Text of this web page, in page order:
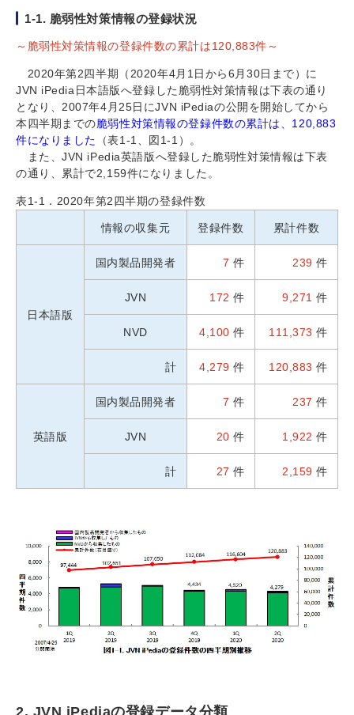
1-1. 脆弱性対策情報の登録状況
～脆弱性対策情報の登録件数の累計は120,883件～
2020年第2四半期（2020年4月1日から6月30日まで）に
JVN iPedia日本語版へ登録した脆弱性対策情報は下表の通り
となり、2007年4月25日にJVN iPediaの公開を開始してから
本四半期までの脆弱性対策情報の登録件数の累計は、120,883
件になりました
（表1-1、図1-1）。
また、JVN iPedia英語版へ登録した脆弱性対策情報は下表
の通り、累計で2,159件になりました。
表1-1．2020年第2四半期の登録件数
情報の収集元 登録件数 累計件数
日本語版
国内製品開発者 7 件 239 件
JVN 172 件 9,271 件
NVD 4,100 件 111,373 件
計 4,279 件 120,883 件
英語版
国内製品開発者 7 件 237 件
JVN 20 件 1,922 件
計 27 件 2,159 件